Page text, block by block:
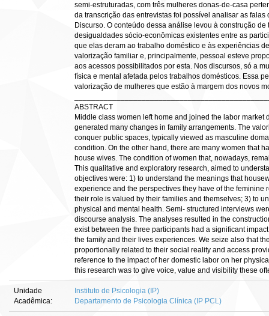
semi-estruturadas, com três mulheres donas-de-casa
da transcrição das entrevistas foi possível analisar as
Discurso. O conteúdo dessa análise levou à construção
desigualdades sócio-econômicas existentes entre as
que elas deram ao trabalho doméstico e às experiências
valorização familiar e, principalmente, pessoal esteve
aos acessos possibilitados por esta. Nos discursos, só a
física e mental afetada pelos trabalhos domésticos. Essa
valorização de mulheres que estão à margem dos novos
ABSTRACT
Middle class women left home and joined the labor market
generated many changes in family arrangements. The
conquer public spaces, typically viewed as masculine
condition. On the other hand, there are many women that
house wives. The condition of women that, nowadays,
This qualitative and exploratory research, aimed to
objectives were: 1) to understand the meanings that
experience and the perspectives they have of the feminine
their role is valued by their families and themselves; 3) to
physical and mental health. Semi- structured interviews
discourse analysis. The analyses resulted in the
exist between the three participants had a significant
the family and their lives experiences. We seize also that
proportionally related to their social reality and access
reference to the impact of her domestic labor on her
this research was to give voice, value and visibility these
Unidade
Acadêmica:
Instituto de Psicologia (IP)
Departamento de Psicologia Clínica (IP PCL)